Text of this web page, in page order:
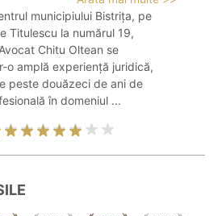
municipiului Bistrița, pe
Titulescu la numărul 19,
Chitu Oltean se
o amplă experiență juridică,
peste douăzeci de ani de
în domeniul ...